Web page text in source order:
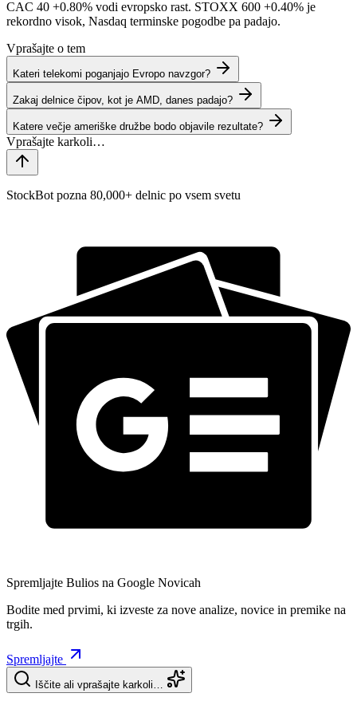
CAC 40 +0.80% vodi evropsko rast. STOXX 600 +0.40% je
rekordno visok, Nasdaq terminske pogodbe pa padajo.
Vprašajte o tem
Kateri telekomi poganjajo Evropo navzgor?
Zakaj delnice čipov, kot je AMD, danes padajo?
Katere večje ameriške družbe bodo objavile rezultate?
StockBot pozna 80,000+ delnic po vsem svetu
Spremljajte Bulios na Google Novicah
Bodite med prvimi, ki izveste za nove analize, novice in premike na
trgih.
Spremljajte
Iščite ali vprašajte karkoli…